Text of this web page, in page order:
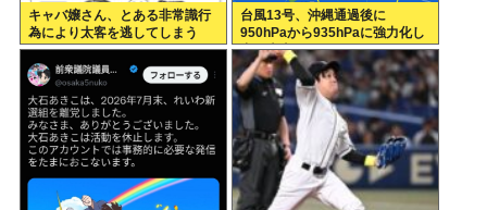
キャバ嬢さん、とある非常識行
為により太客を逃してしまう
www
台風13号、沖縄通過後に
950hPaから935hPaに強力化し
中国本土へwww